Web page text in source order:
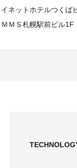
ネットホテルつくば
ＭＳ札幌駅前ビル1F